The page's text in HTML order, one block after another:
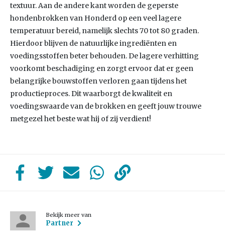
textuur. Aan de andere kant worden de geperste
hondenbrokken van Honderd op een veel lagere
temperatuur bereid, namelijk slechts 70 tot 80 graden.
Hierdoor blijven de natuurlijke ingrediënten en
voedingsstoffen beter behouden. De lagere verhitting
voorkomt beschadiging en zorgt ervoor dat er geen
belangrijke bouwstoffen verloren gaan tijdens het
productieproces. Dit waarborgt de kwaliteit en
voedingswaarde van de brokken en geeft jouw trouwe
metgezel het beste wat hij of zij verdient!
Bekijk meer van
Partner